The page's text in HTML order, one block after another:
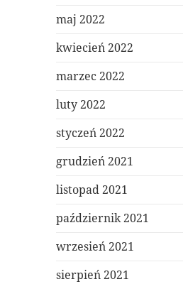
maj 2022
kwiecień 2022
marzec 2022
luty 2022
styczeń 2022
grudzień 2021
listopad 2021
październik 2021
wrzesień 2021
sierpień 2021